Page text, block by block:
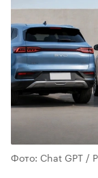
Фото: Chat GPT /